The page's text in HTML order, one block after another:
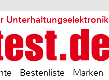
Unterhaltungselektronik
Bestenliste Marken